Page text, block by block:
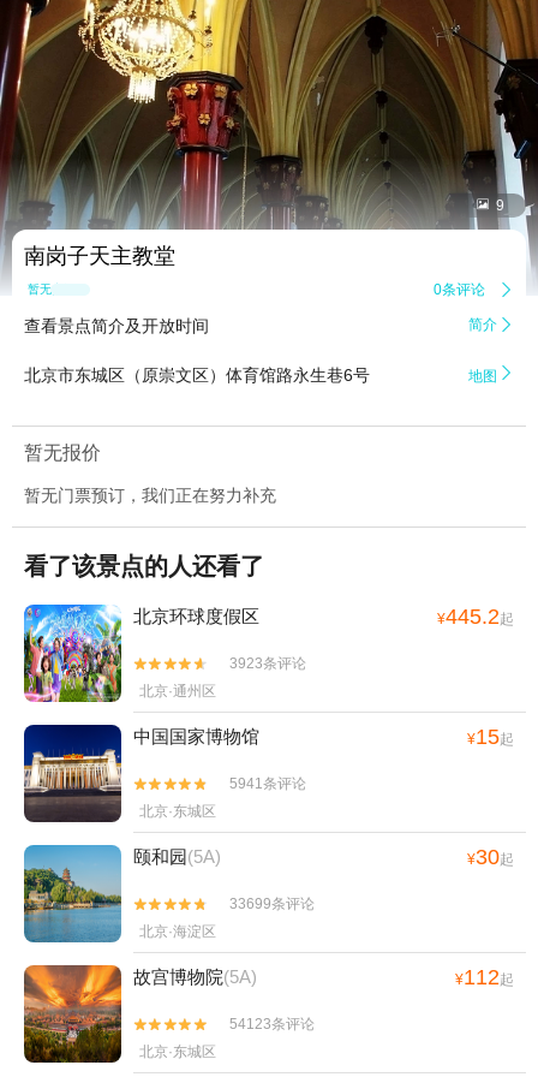
 9
南岗子天主教堂
暂无点评 0条评论 
查看景点简介及开放时间 简介 
北京市东城区（原崇文区）体育馆路永生巷6号 地图 
暂无报价
暂无门票预订，我们正在努力补充
看了该景点的人还看了
北京环球度假区 ¥445.2起


3923条评论
北京·通州区
中国国家博物馆 ¥15起


5941条评论
北京·东城区
颐和园(5A) ¥30起


33699条评论
北京·海淀区
故宫博物院(5A) ¥112起


54123条评论
北京·东城区
